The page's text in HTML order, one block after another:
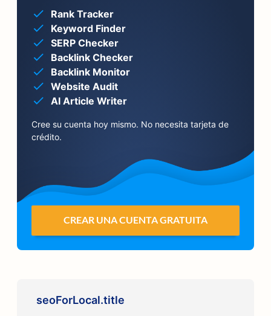
Rank Tracker
Keyword Finder
SERP Checker
Backlink Checker
Backlink Monitor
Website Audit
AI Article Writer
Cree su cuenta hoy mismo. No necesita tarjeta de
crédito.
CREAR UNA CUENTA GRATUITA
seoForLocal.title